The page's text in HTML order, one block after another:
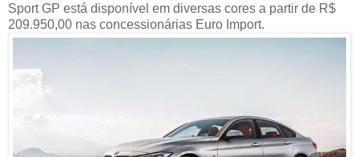
Sport GP está disponível em diversas cores a partir de R$
209.950,00 nas concessionárias Euro Import.